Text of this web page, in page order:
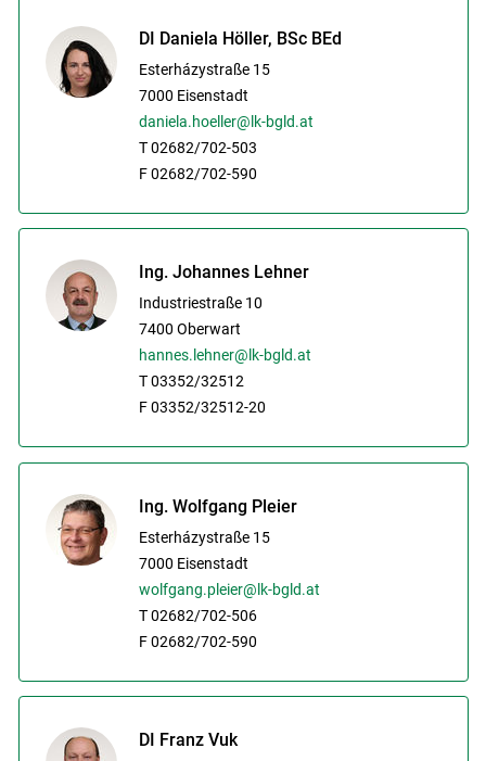
DI Daniela Höller, BSc BEd
Esterházystraße 15
7000 Eisenstadt
daniela.hoeller@lk-bgld.at
T 02682/702-503
F 02682/702-590
Ing. Johannes Lehner
Industriestraße 10
7400 Oberwart
hannes.lehner@lk-bgld.at
T 03352/32512
F 03352/32512-20
Ing. Wolfgang Pleier
Esterházystraße 15
7000 Eisenstadt
wolfgang.pleier@lk-bgld.at
T 02682/702-506
F 02682/702-590
DI Franz Vuk